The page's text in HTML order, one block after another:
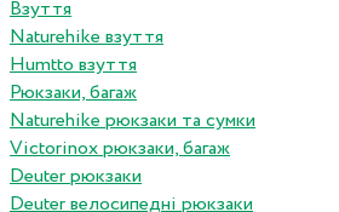
Взуття
Naturehike взуття
Humtto взуття
Рюкзаки, багаж
Naturehike рюкзаки та сумки
Victorinox рюкзаки, багаж
Deuter рюкзаки
Deuter велосипедні рюкзаки